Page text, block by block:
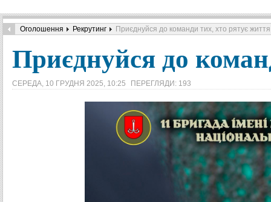
Оголошення Рекрутинг Приєднуйся до команди тих, хто рятує
Приєднуйся до
СЕРЕДА, 10 ГРУДНЯ 2025, 10:25 ПЕРЕГЛЯДИ: 193